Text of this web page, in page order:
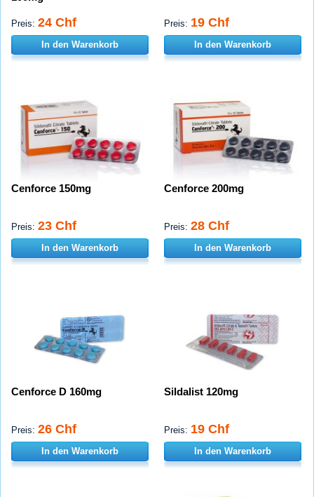
Preis: 24 Chf
In den Warenkorb
Preis: 19 Chf
In den Warenkorb
Cenforce 150mg
Preis: 23 Chf
In den Warenkorb
Cenforce 200mg
Preis: 28 Chf
In den Warenkorb
Cenforce D 160mg
Preis: 26 Chf
In den Warenkorb
Sildalist 120mg
Preis: 19 Chf
In den Warenkorb